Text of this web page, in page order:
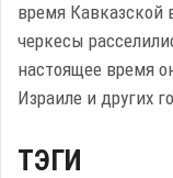
время Кавказской
черкесы
настоящее время
Израиле и других
ТЭГИ